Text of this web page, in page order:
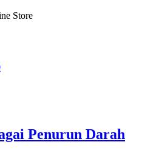
Store
Penurun Darah